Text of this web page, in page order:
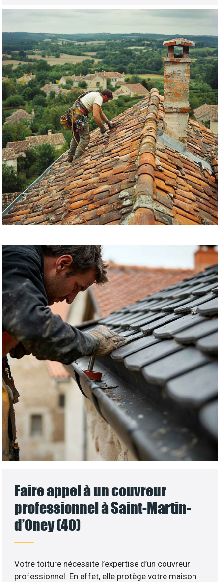
Faire appel à un couvreur
professionnel à Saint-Martin-
d’Oney (40)
Votre toiture nécessite l’expertise d’un couvreur
professionnel. En effet, elle protège votre maison